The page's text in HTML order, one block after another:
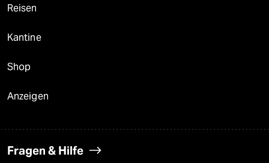
Reisen
Kantine
Shop
Anzeigen
Fragen & Hilfe